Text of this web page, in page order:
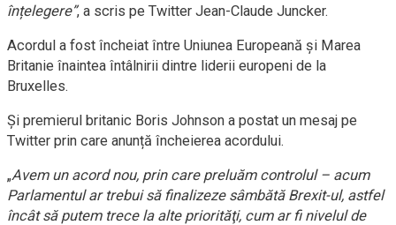
înțelegere”, a scris pe Twitter Jean-Claude Juncker.
Acordul a fost încheiat între Uniunea Europeană și Marea
Britanie înaintea întâlnirii dintre liderii europeni de la
Bruxelles.
Și premierul britanic Boris Johnson a postat un mesaj pe
Twitter prin care anunță încheierea acordului.
„Avem un acord nou, prin care preluăm controlul – acum
Parlamentul ar trebui să finalizeze sâmbătă Brexit-ul, astfel
încât să putem trece la alte priorităţi, cum ar fi nivelul de